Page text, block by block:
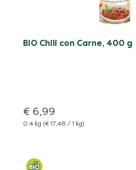
BIO Chili con Carne, 400 g
€ 6,99
0.4 kg (€ 17,48 / 1 kg)